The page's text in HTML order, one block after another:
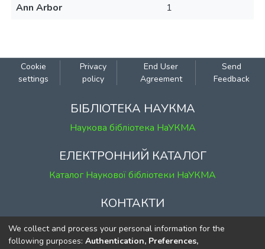
Ann Arbor
1
Cookie
settings
Privacy
policy
End User
Agreement
Send
Feedback
БІБЛІОТЕКА НАУКМА
Наукова бібліотека НаУКМА
ЕЛЕКТРОННИЙ КАТАЛОГ
Каталог Наукової бібліотеки НаУКМА
КОНТАКТИ
м. Київ, вул. Григорія Сковороди, 2
к. 1, к. 120
We collect and process your personal information for the
following purposes: Authentication, Preferences,